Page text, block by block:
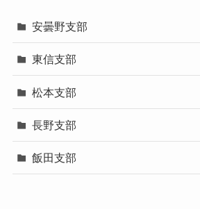
安曇野支部
東信支部
松本支部
長野支部
飯田支部